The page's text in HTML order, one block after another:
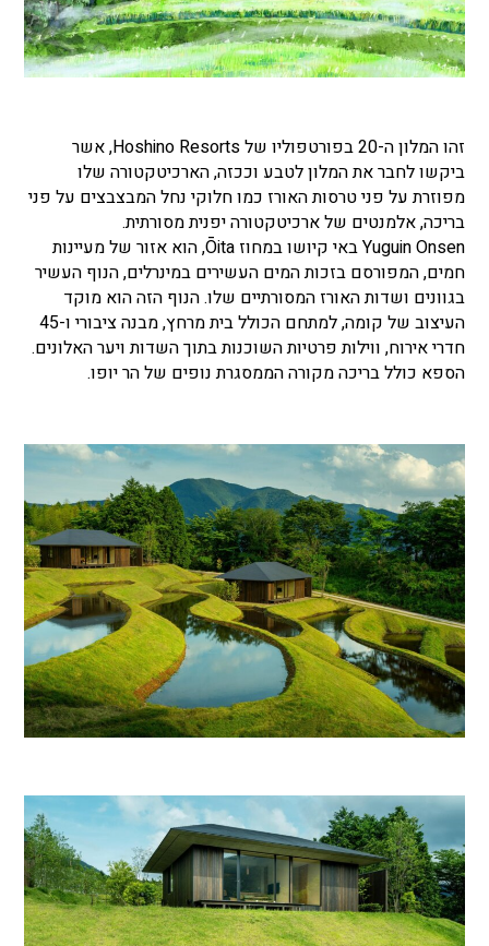
זהו המלון ה-20 בפורטפוליו של Hoshino Resorts, אשר
ביקשו לחבר את המלון לטבע וככזה, הארכיטקטורה שלו
מפוזרת על פני טרסות האורז כמו חלוקי נחל המבצבצים על פני
בריכה, אלמנטים של ארכיטקטורה יפנית מסורתית.
Yuguin Onsen באי קיושו במחוז Ōita, הוא אזור של מעיינות
חמים, המפורסם בזכות המים העשירים במינרלים, הנוף העשיר
בגוונים ושדות האורז המסורתיים שלו. הנוף הזה הוא מוקד
העיצוב של קומה, למתחם הכולל בית מרחץ, מבנה ציבורי ו-45
חדרי אירוח, ווילות פרטיות השוכנות בתוך השדות ויער האלונים.
הספא כולל בריכה מקורה הממסגרת נופים של הר יופו.